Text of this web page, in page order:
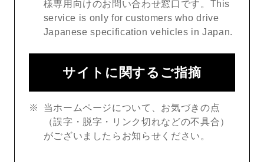
様専用向けのお問い合わせ窓口です。This
service is only for customers who drive
Japanese specification vehicles in Japan.
サイトに関するご指摘
当ホームページについて、お気づきの点
（誤字・脱字・リンク切れなどの不具合）
がございましたらお知らせください。